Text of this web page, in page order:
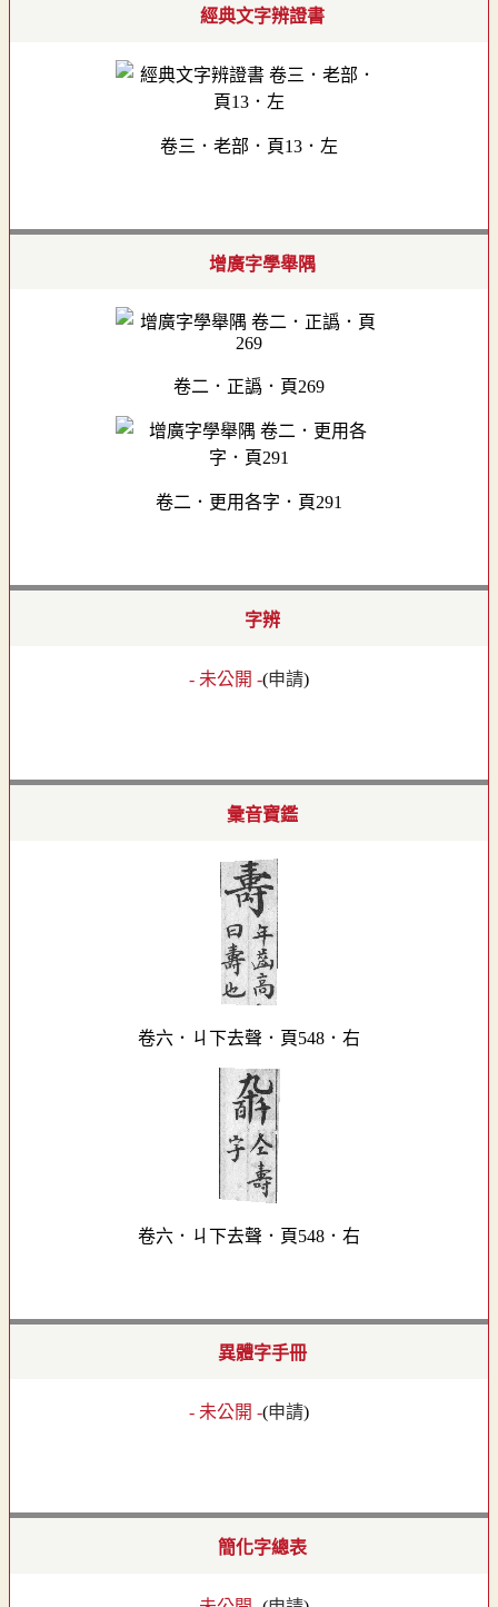
經典文字辨證書
卷三．老部．頁13．左
增廣字學舉隅
卷二．正譌．頁269
卷二．更用各字．頁291
字辨
- 未公開 -(申請)
彙音寶鑑
卷六．ㄐ下去聲．頁548．右
卷六．ㄐ下去聲．頁548．右
異體字手冊
- 未公開 -(申請)
簡化字總表